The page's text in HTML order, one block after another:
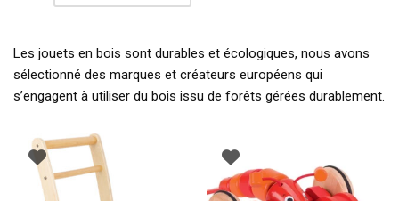
Les jouets en bois sont durables et écologiques, nous avons
sélectionné des marques et créateurs européens qui
s’engagent à utiliser du bois issu de forêts gérées durablement.